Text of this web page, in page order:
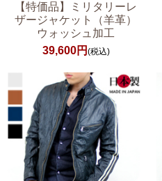
【特価品】ミリタリーレ
ザージャケット（羊革）
ウォッシュ加工
39,600円 (税込)